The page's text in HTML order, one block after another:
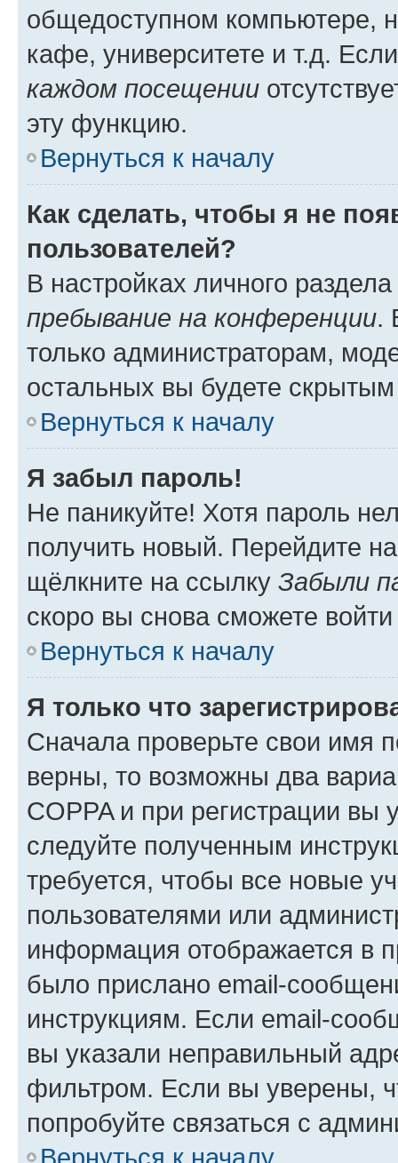
общедоступном компьютере,
кафе, университете и т.д.
каждом посещении
эту функцию.
Вернуться к началу
Как сделать, чтобы я не
пользователей?
В настройках личного
пребывание на конференции.
только администраторам,
остальных вы будете
Вернуться к началу
Я забыл пароль!
Не паникуйте! Хотя пароль
получить новый. Перейдите
щёлкните на ссылку Забыли
скоро вы снова сможете
Вернуться к началу
Я только что
Сначала проверьте свои имя
верны, то возможны два
COPPA и при регистрации вы
следуйте полученным
требуется, чтобы все новые
пользователями или
информация отображается в
было прислано email-
инструкциям. Если email-
вы указали неправильный
фильтром. Если вы уверены,
попробуйте связаться с
Вернуться к началу